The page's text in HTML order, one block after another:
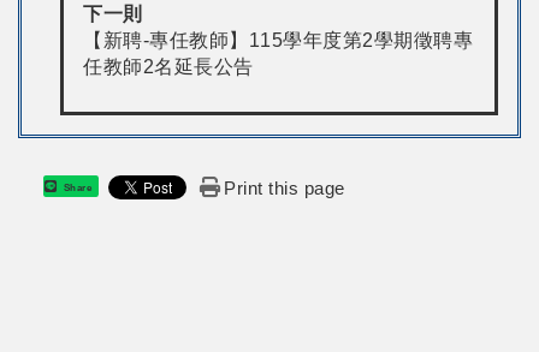
下一則
【新聘-專任教師】115學年度第2學期徵聘專
任教師2名延長公告
Share Print this page